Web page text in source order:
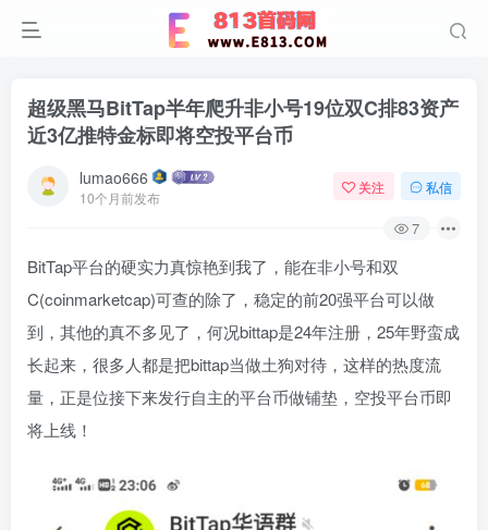
超级黑马BitTap半年爬升非小号19位双C排83资产
近3亿推特金标即将空投平台币
lumao666
10个月前发布
关注 私信
7
BitTap平台的硬实力真惊艳到我了，能在非小号和双
C(coinmarketcap)可查的除了，稳定的前20强平台可以做
到，其他的真不多见了，何况bittap是24年注册，25年野蛮成
长起来，很多人都是把bittap当做土狗对待，这样的热度流
量，正是位接下来发行自主的平台币做铺垫，空投平台币即
将上线！